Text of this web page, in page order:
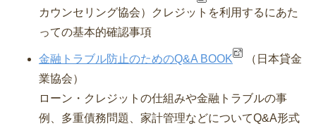
カウンセリング協会）
クレジットを利用するにあた
っての基本的確認事項
金融トラブル防止のためのQ&A BOOK
（日本貸金
業協会）
ローン・クレジットの仕組みや金融トラブルの事
例、多重債務問題、家計管理などについてQ&A形式